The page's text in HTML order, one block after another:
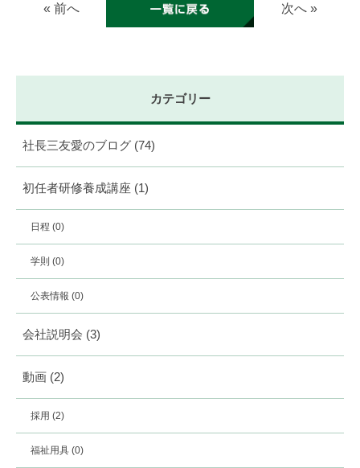
« 前へ 次へ »
カテゴリー
社長三友愛のブログ (74)
初任者研修養成講座 (1)
日程 (0)
学則 (0)
公表情報 (0)
会社説明会 (3)
動画 (2)
採用 (2)
福祉用具 (0)